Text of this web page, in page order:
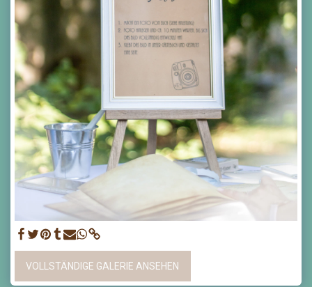
VOLLSTÄNDIGE GALERIE ANSEHEN